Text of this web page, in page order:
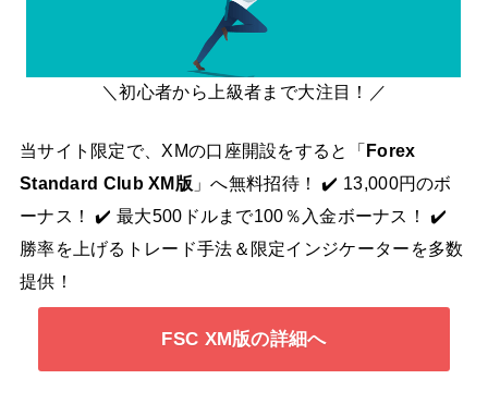
＼初心者から上級者まで大注目！／
当サイト限定で、XMの口座開設をすると「 Forex
Standard Club XM版 」へ無料招待！ ✔️ 13,000円のボ
ーナス！ ✔️ 最大500ドルまで100％入金ボーナス！ ✔️
勝率を上げるトレード手法＆限定インジケーターを多数
提供！
FSC XM版の詳細へ